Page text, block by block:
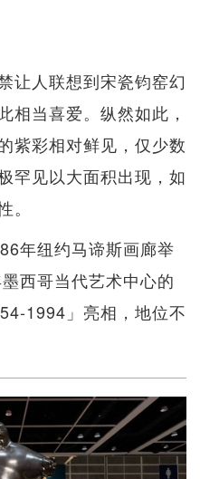
让人联想到宋瓷钧窑幻
相当喜爱。纵然如此，
紫彩相对鲜见，仅少数
罕见以大面积出现，如
年纽约马谛斯画廊举
西哥当代艺术中心的
1994」亮相，地位不